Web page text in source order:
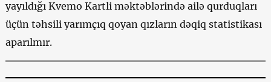
yayıldığı Kvemo Kartli məktəblərində ailə qurduqları
üçün təhsili yarımçıq qoyan qızların dəqiq statistikası
aparılmır.